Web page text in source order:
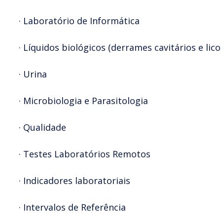
· Laboratório de Informática
· Líquidos biológicos (derrames cavitários e
· Urina
· Microbiologia e Parasitologia
· Qualidade
· Testes Laboratórios Remotos
· Indicadores laboratoriais
· Intervalos de Referência